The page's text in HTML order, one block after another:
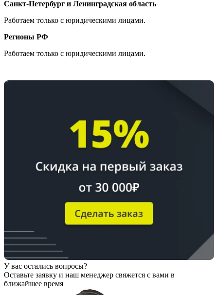
Санкт-Петербург и Ленинградская область
Работаем только с юридическими лицами.
Регионы РФ
Работаем только с юридическими лицами.
У вас остались вопросы?
Оставьте заявку и наш менеджер свяжется с вами в
ближайшее время